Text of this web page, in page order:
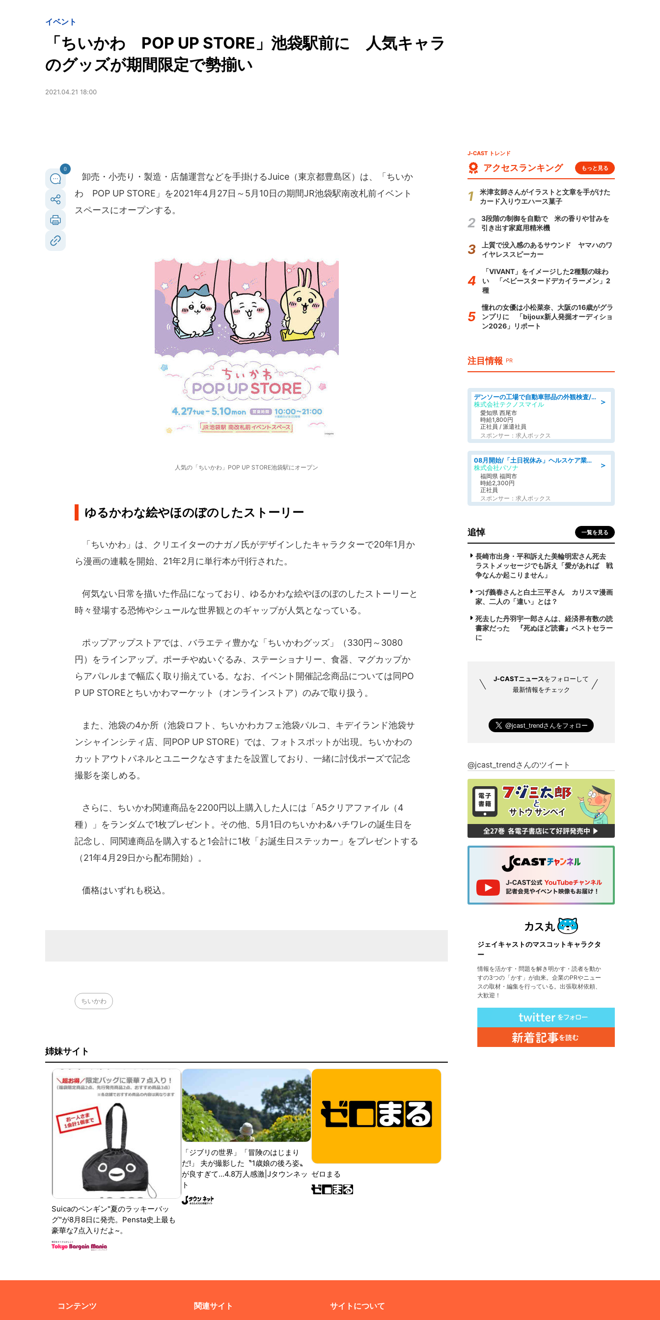
イベント
「ちいかわ POP UP STORE」池袋駅前に 人気キャラ
のグッズが期間限定で勢揃い
2021.04.21 18:00
0
卸売・小売り・製造・店舗運営などを手掛けるJuice（東京都豊島区）は、「ちいか
わ POP UP STORE」を2021年4月27日～5月10日の期間JR池袋駅南改札前イベント
スペースにオープンする。
人気の「ちいかわ」POP UP STORE池袋駅にオープン
ゆるかわな絵やほのぼのしたストーリー
「ちいかわ」は、クリエイターのナガノ氏がデザインしたキャラクターで20年1月か
ら漫画の連載を開始、21年2月に単行本が刊行された。
何気ない日常を描いた作品になっており、ゆるかわな絵やほのぼのしたストーリーと
時々登場する恐怖やシュールな世界観とのギャップが人気となっている。
ポップアップストアでは、バラエティ豊かな「ちいかわグッズ」（330円～3080
円）をラインアップ。ポーチやぬいぐるみ、ステーショナリー、食器、マグカップか
らアパレルまで幅広く取り揃えている。なお、イベント開催記念商品については同PO
P UP STOREとちいかわマーケット（オンラインストア）のみで取り扱う。
また、池袋の4か所（池袋ロフト、ちいかわカフェ池袋パルコ、キデイランド池袋サ
ンシャインシティ店、同POP UP STORE）では、フォトスポットが出現。ちいかわの
カットアウトパネルとユニークなさすまたを設置しており、一緒に討伐ポーズで記念
撮影を楽しめる。
さらに、ちいかわ関連商品を2200円以上購入した人には「A5クリアファイル（4
種）」をランダムで1枚プレゼント。その他、5月1日のちいかわ&ハチワレの誕生日を
記念し、同関連商品を購入すると1会計に1枚「お誕生日ステッカー」をプレゼントする
（21年4月29日から配布開始）。
価格はいずれも税込。
ちいかわ
姉妹サイト
Suicaのペンギン"夏のラッキーバッ
グ"が8月8日に発売。Pensta史上最も
豪華な7点入りだよ~。
「ジブリの世界」「冒険のはじまり
だ!」 夫が撮影した〝1歳娘の後ろ姿〟
が良すぎて...4.8万人感激|Jタウンネッ
ト
ゼロまる
J-CAST トレンド
アクセスランキング もっと見る
米津玄師さんがイラストと文章を手がけた
カード入りウエハース菓子
3段階の制御を自動で 米の香りや甘みを
引き出す家庭用精米機
上質で没入感のあるサウンド ヤマハのワ
イヤレススピーカー
「VIVANT」をイメージした2種類の味わ
い 「ベビースタードデカイラーメン」2
種
憧れの女優は小松菜奈、大阪の16歳がグラ
ンプリに 「bijoux新人発掘オーディショ
ン2026」リポート
注目情報 PR
＞
デンソーの工場で自動車部品の外観検査/denso aichi
株式会社テクノスマイル
愛知県 西尾市
時給1,800円
正社員 / 派遣社員
スポンサー：求人ボックス
＞
08月開始/「土日祝休み」ヘルスケア業界の産業保健師/高時給/未経験OK/要資格:保健師、正看護師
株式会社パソナ
福岡県 福岡市
時給2,300円
正社員
スポンサー：求人ボックス
追悼 一覧を見る
長崎市出身・平和訴えた美輪明宏さん死去
ラストメッセージでも訴え「愛があれば 戦
争なんか起こりません」
つげ義春さんと白土三平さん カリスマ漫画
家、二人の「違い」とは？
死去した丹羽宇一郎さんは、経済界有数の読
書家だった 『死ぬほど読書』ベストセラー
に
J-CASTニュースをフォローして
最新情報をチェック
@jcast_trendさんのツイート
ジェイキャストのマスコットキャラクタ
ー
情報を活かす・問題を解き明かす・読者を動か
すの3つの「かす」が由来。企業のPRやニュー
スの取材・編集を行っている。出張取材依頼、
大歓迎！
コンテンツ 関連サイト サイトについて